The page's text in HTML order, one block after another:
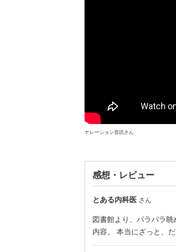
ナレーション音読さん
感想・レビュー
とある内科医 さん
図書館より、パラパラ
内容。 本当にざっと、だ